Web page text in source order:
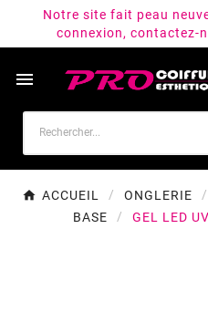
Notre site fait peau
connexion, contactez-

ACCUEIL ONGLERIE
BASE
GEL LED